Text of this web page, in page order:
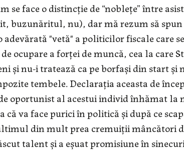
se face o distincție de “noblețe” între
buzunăritul, nu), dar mă rezum să spun
"vetă" a politicilor fiscale care
ocupare a forței de muncă, cea la care
și nu-i tratează ca pe borfași din start și
tembele. Declarația aceasta de
oportunist al acestui individ înhămat la
va face purici în politică și după ce
din mult prea cremuiții mâncători
talent și a eșuat promisiune în